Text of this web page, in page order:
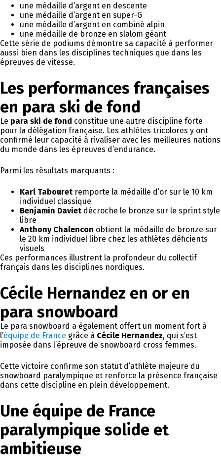
une médaille d’argent en descente
une médaille d’argent en super-G
une médaille d’argent en combiné alpin
une médaille de bronze en slalom géant
Cette série de podiums démontre sa capacité à performer
aussi bien dans les disciplines techniques que dans les
épreuves de vitesse.
Les performances françaises
en para ski de fond
Le para ski de fond constitue une autre discipline forte
pour la délégation française. Les athlètes tricolores y ont
confirmé leur capacité à rivaliser avec les meilleures nations
du monde dans les épreuves d’endurance.
Parmi les résultats marquants :
Karl Tabouret remporte la médaille d’or sur le 10 km
individuel classique
Benjamin Daviet décroche le bronze sur le sprint style
libre
Anthony Chalencon obtient la médaille de bronze sur
le 20 km individuel libre chez les athlètes déficients
visuels
Ces performances illustrent la profondeur du collectif
français dans les disciplines nordiques.
Cécile Hernandez en or en
para snowboard
Le para snowboard a également offert un moment fort à
l’équipe de France grâce à Cécile Hernandez, qui s’est
imposée dans l’épreuve de snowboard cross femmes.
Cette victoire confirme son statut d’athlète majeure du
snowboard paralympique et renforce la présence française
dans cette discipline en plein développement.
Une équipe de France
paralympique solide et
ambitieuse